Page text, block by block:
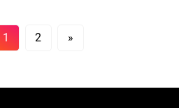
1 2 »